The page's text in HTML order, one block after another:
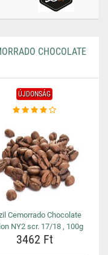
CHOCOLATE
ÚJDONSÁG
Cemorrado Chocolate
NY2 scr. 17/18 , 100g
3462 Ft